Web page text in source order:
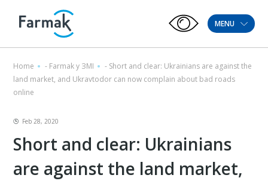
MENU
Home - Farmak у ЗМІ - Short and clear: Ukrainians are against the
land market, and Ukravtodor can now complain about bad roads
online
Feb 28, 2020
Short and clear: Ukrainians
are against the land market,